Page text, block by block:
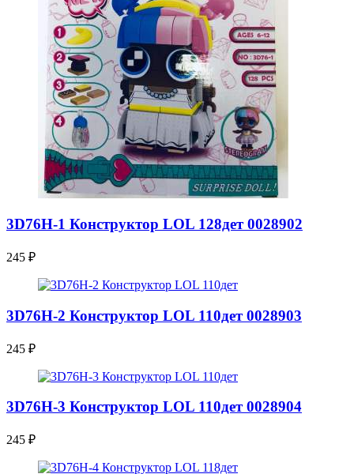
3D76H-1 Конструктор LOL 128дет 0028902
245 ₽
3D76H-2 Конструктор LOL 110дет 0028903
245 ₽
3D76H-3 Конструктор LOL 110дет 0028904
245 ₽